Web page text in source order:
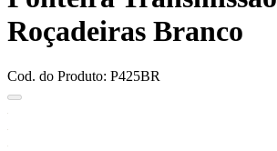
Roçadeiras Branco
Cod. do Produto: P425BR